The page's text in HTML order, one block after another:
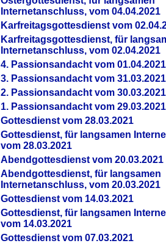
Internetanschluss, vom 04.04.2021
Karfreitagsgottesdienst vom
Karfreitagsgottesdienst, für
Internetanschluss, vom 02.04.2021
4. Passionsandacht vom 01.04.2021
3. Passionsandacht vom 31.03.2021
2. Passionsandacht vom 30.03.2021
1. Passionsandacht vom 29.03.2021
Gottesdienst vom 28.03.2021
Gottesdienst, für langsamen
vom 28.03.2021
Abendgottesdienst vom 20.03.2021
Abendgottesdienst, für langsamen
Internetanschluss, vom 20.03.2021
Gottesdienst vom 14.03.2021
Gottesdienst, für langsamen
vom 14.03.2021
Gottesdienst vom 07.03.2021